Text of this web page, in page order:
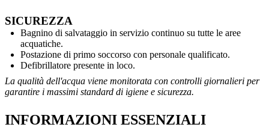
SICUREZZA
Bagnino di salvataggio in servizio continuo su tutte le aree
acquatiche.
Postazione di primo soccorso con personale qualificato.
Defibrillatore presente in loco.
La qualità dell'acqua viene monitorata con controlli giornalieri per
garantire i massimi standard di igiene e sicurezza.
INFORMAZIONI ESSENZIALI